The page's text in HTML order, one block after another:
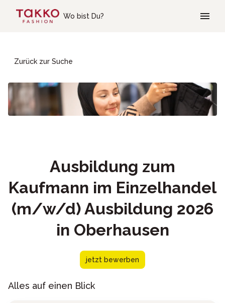
Wo bist Du?
Zurück zur Suche
Ausbildung zum
Kaufmann im Einzelhandel
(m/w/d) Ausbildung 2026
in Oberhausen
jetzt bewerben
Alles auf einen Blick